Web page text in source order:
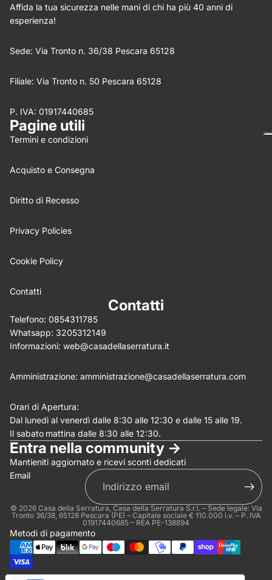
Nome *
Write 50 more characters and upload 0 more photos
(Allega .gif, .jpg, .png per un massimo di 5MB)
Annulla Invia
Affida la tua sicurezza nelle mani di chi ha più 40 anni di
esperienza!
Sede: Via Tronto n. 36/38 Pescara 65128
Filiale: Via Tronto n. 50 Pescara 65128
P. IVA: 01917440685
Pagine utili
Termini e condizioni
Acquisto e Consegna
Diritto di Recesso
Privacy Policies
Cookie Policy
Contatti
Contatti
Telefono: 0854311785
Whatsapp: 3205312149
Informazioni: web@casadellaserratura.it
Amministrazione: amministrazione@casadellaserratura.com
Orari di Apertura:
Dal lunedì al venerdì dalle 8:30 alle 12:30 e dalle 15 alle 19.
Il sabato mattina dalle 8:30 alle 12:30.
Entra nella community ->
Mantieniti aggiornato e ricevi sconti dedicati
Email
© 2026 Casa della Serratura, Casa della Serratura S.r.l. – Sede legale: Via
Tronto 36/38, 65128 Pescara (PE) – Capitale sociale € 110.000 i.v. – P. IVA
01917440685 – REA PE-138894
Metodi di pagamento